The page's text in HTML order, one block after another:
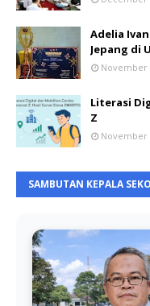
Adelia
Jepang di
November
Literasi
Z
November
SAMBUTAN KEPALA